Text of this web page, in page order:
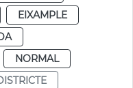
EIXAMPLE
NORMAL